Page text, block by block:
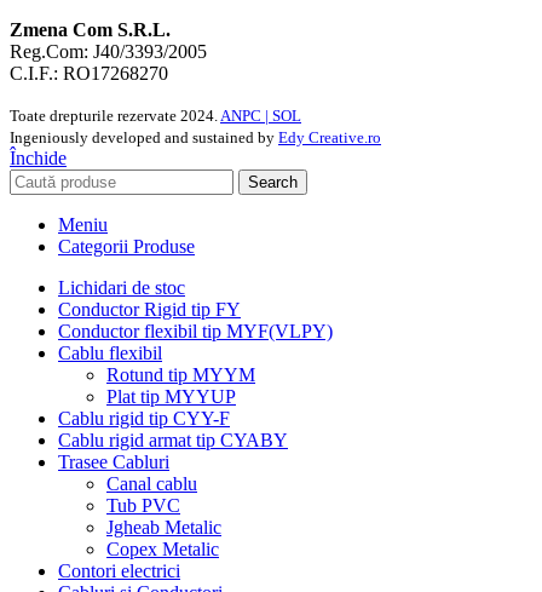
Zmena Com S.R.L.
Reg.Com: J40/3393/2005
C.I.F.: RO17268270
Toate drepturile rezervate 2024.ANPC | SOL
Ingeniously developed and sustained by Edy Creative.ro
Închide
Search
Meniu
Categorii Produse
Lichidari de stoc
Conductor Rigid tip FY
Conductor flexibil tip MYF(VLPY)
Cablu flexibil
Rotund tip MYYM
Plat tip MYYUP
Cablu rigid tip CYY-F
Cablu rigid armat tip CYABY
Trasee Cabluri
Canal cablu
Tub PVC
Jgheab Metalic
Copex Metalic
Contori electrici